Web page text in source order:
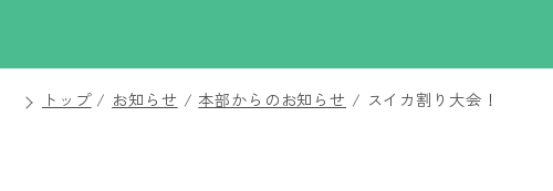
トップ/ お知らせ /本部からのお知らせ / スイカ割り大会！